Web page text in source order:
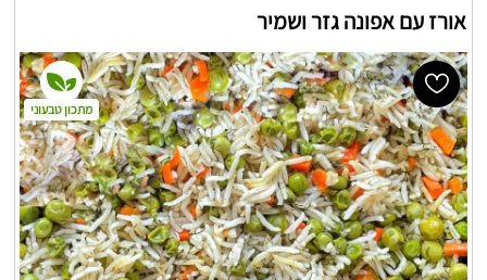
אורז עם אפונה גזר ושמיר
מתכון טבעוני